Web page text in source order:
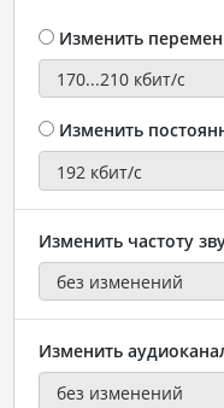
Изменить
Изменить
Изменить частоту
Изменить